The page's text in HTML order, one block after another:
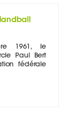
1961, le
Paul Bert
fédérale